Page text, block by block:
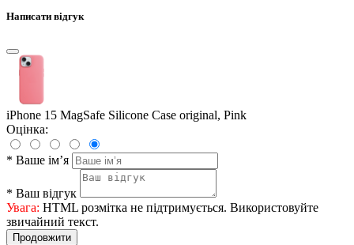
Написати відгук
iPhone 15 MagSafe Silicone Case original, Pink
Оцінка:
* Ваше ім’я
* Ваш відгук
Увага: HTML розмітка не підтримується. Використовуйте
звичайний текст.
Продовжити